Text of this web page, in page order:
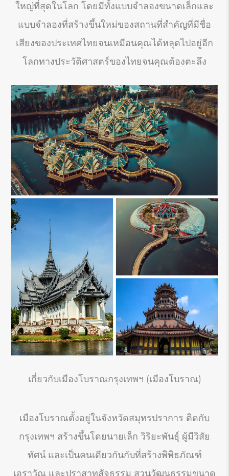
ใหญ่ที่สุดในโลก โดยมีทั้งแบบจำลองขนาดเล็กและ
แบบจำลองที่สร้างขึ้นใหม่ของสถานที่สำคัญที่มีชื่อ
เสียงของประเทศไทยจนเหมือนคุณได้หลุดไปอยู่อีก
โลกทางประวัติศาสตร์ของไทยจนคุณต้องตะลึง
เกี่ยวกับเมืองโบราณกรุงเทพฯ (เมืองโบราณ)
เมืองโบราณตั้งอยู่ในจังหวัดสมุทรปราการ ติดกับ
กรุงเทพฯ สร้างขึ้นโดยนายเล็ก วิริยะพันธุ์ ผู้มีวิสัย
ทัศน์ และเป็นคนเดียวกันกับที่สร้างพิพิธภัณฑ์
เอราวัณ และปราสาทสัจธรรม สวนวัฒนธรรมขนาด